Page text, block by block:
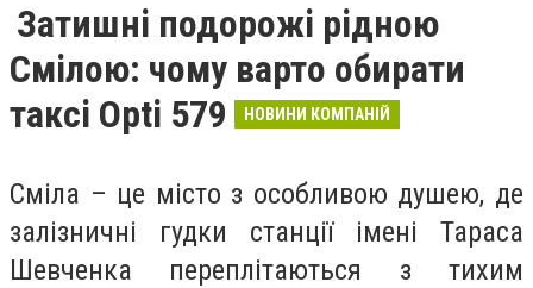
Затишні подорожі рідною
Смілою: чому варто обирати
таксі Opti 579
НОВИНИ КОМПАНІЙ
Сміла – це місто з особливою душею, де
залізничні гудки станції імені Тараса
Шевченка переплітаються з тихим